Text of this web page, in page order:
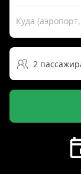
Куда
2